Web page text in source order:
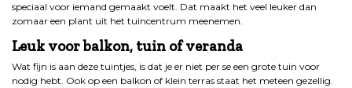
speciaal voor iemand gemaakt voelt. Dat maakt het veel leuker dan
zomaar een plant uit het tuincentrum meenemen.
Leuk voor balkon, tuin of veranda
Wat fijn is aan deze tuintjes, is dat je er niet per se een grote tuin voor
nodig hebt. Ook op een balkon of klein terras staat het meteen gezellig.